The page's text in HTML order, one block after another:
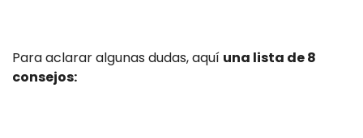
Para aclarar algunas dudas, aquí una lista de 8
consejos: